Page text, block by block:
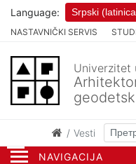
NAVIGACIJA
NASTAVNIČKI SERVIS
Language: Srpski
Univerzitet
Vesti